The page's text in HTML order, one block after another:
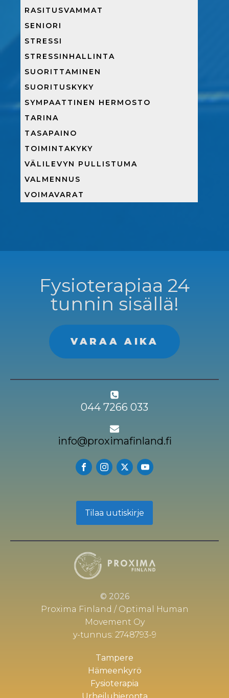
RASITUSVAMMAT
SENIORI
STRESSI
STRESSINHALLINTA
SUORITTAMINEN
SUORITUSKYKY
SYMPAATTINEN HERMOSTO
TARINA
TASAPAINO
TOIMINTAKYKY
VÄLILEVYN PULLISTUMA
VALMENNUS
VOIMAVARAT
Fysioterapiaa 24
tunnin sisällä!
VARAA AIKA
044 7266 033
info@proximafinland.fi
Tilaa uutiskirje
© 2026
Proxima Finland / Optimal Human
Movement Oy
y-tunnus: 2748793-9
Tampere
Hämeenkyrö
Fysioterapia